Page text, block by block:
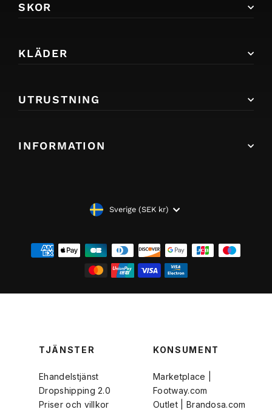
SKOR
KLÄDER
UTRUSTNING
INFORMATION
VALUTASverige (SEK kr)
TJÄNSTER
Ehandelstjänst
Dropshipping 2.0
Priser och villkor
KONSUMENT
Marketplace |
Footway.com
Outlet | Brandosa.com